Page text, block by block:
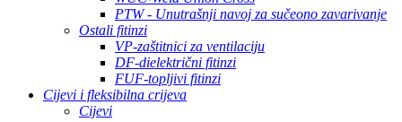
PTW - Unutrašnji navoj za sučeono zavarivanje
Ostali fitinzi
VP-zaštitnici za ventilaciju
DF-dielektrični fitinzi
FUF-topljivi fitinzi
Cijevi i fleksibilna crijeva
Cijevi